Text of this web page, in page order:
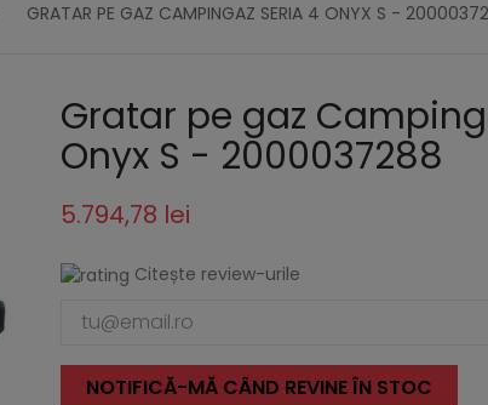
GRATAR PE GAZ CAMPINGAZ SERIA 4 ONYX S -
Gratar pe gaz
Onyx S - 2000037288
5.794,78 lei
Citește review-urile
NOTIFICĂ-MĂ CÂND REVINE ÎN STOC